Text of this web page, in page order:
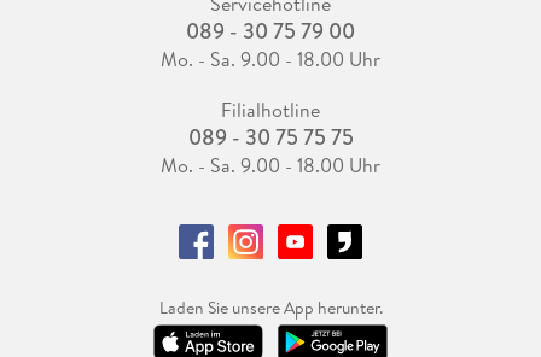
089 - 30 75 79 00
Mo. - Sa. 9.00 - 18.00 Uhr
Filialhotline
089 - 30 75 75 75
Mo. - Sa. 9.00 - 18.00 Uhr
Laden Sie unsere App herunter.